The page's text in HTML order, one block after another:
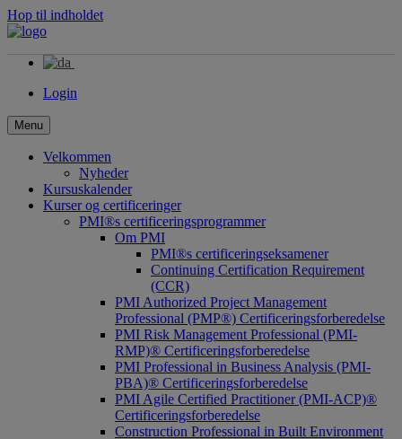
Hop til indholdet
Login
Menu
Velkommen
Nyheder
Kursuskalender
Kurser og certificeringer
PMI®s certificeringsprogrammer
Om PMI
PMI®s certificeringseksamener
Continuing Certification Requirement
(CCR)
PMI Authorized Project Management
Professional (PMP®) Certificeringsforberedelse
PMI Risk Management Professional (PMI-
RMP)® Certificeringsforberedelse
PMI Professional in Business Analysis (PMI-
PBA)® Certificeringsforberedelse
PMI Agile Certified Practitioner (PMI-ACP)®
Certificeringsforberedelse
Construction Professional in Built Environment